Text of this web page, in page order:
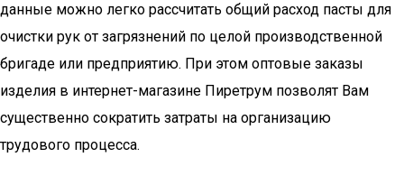
данные можно легко рассчитать общий расход пасты для
очистки рук от загрязнений по целой производственной
бригаде или предприятию. При этом оптовые заказы
изделия в интернет-магазине Пиретрум позволят Вам
существенно сократить затраты на организацию
трудового процесса.